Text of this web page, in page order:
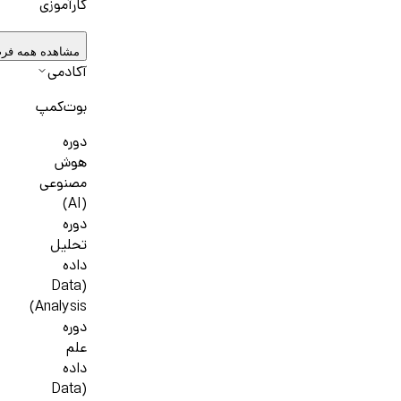
کارآموزی
مشاهده همه
آکادمی
بوت‌کمپ
دوره
هوش
مصنوعی
(AI)
دوره
تحلیل
داده
(Data
Analysis)
دوره
علم
داده
(Data